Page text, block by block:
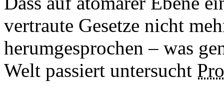
vertraute Gesetze nicht
herumgesprochen – was
Welt passiert untersucht